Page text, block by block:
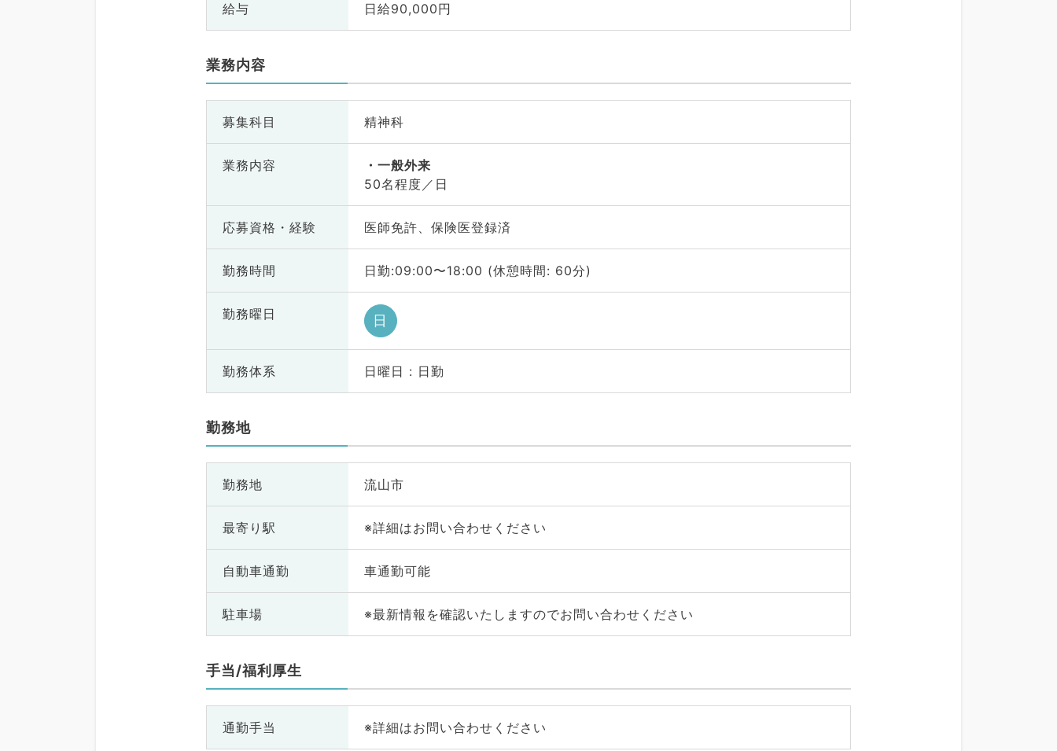
給与 日給90,000円
業務内容
募集科目 精神科
業務内容
一般外来
50名程度／日
応募資格・ 経験 医師免許、保険医登録済
勤務時間 日勤:09:00〜18:00 (休憩時間: 60分)
勤務曜日 日
勤務体系 日曜日 : 日勤
勤務地
勤務地 流山市
最寄り駅 ※詳細はお問い合わせください
自動車通勤 車通勤可能
駐車場 ※最新情報を確認いたしますのでお問い合わせください
手当/福利厚生
通勤手当 ※詳細はお問い合わせください